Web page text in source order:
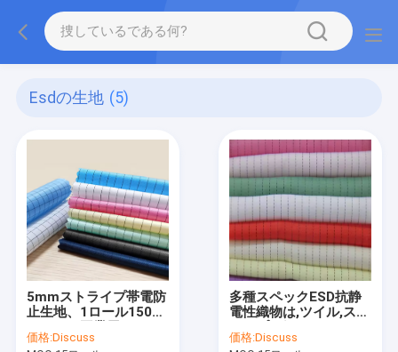
Esdの生地 (5)
5mmストライプ帯電防
止生地、1ロール150メ
ンルーム用静電気防止
価格:Discuss
多種スペックESD抗静
電性織物は,ツイル,スト
イルで利用できます.
価格:Discuss